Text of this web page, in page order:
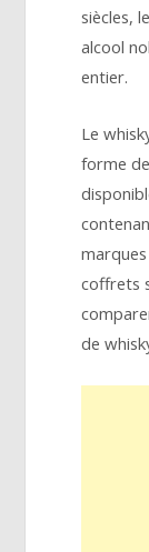
siècles,
alcool
entier.
Le
forme
coffrets
de